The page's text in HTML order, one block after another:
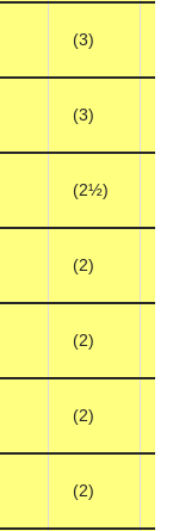
(3)
(3)
(2½)
(2)
(2)
(2)
(2)